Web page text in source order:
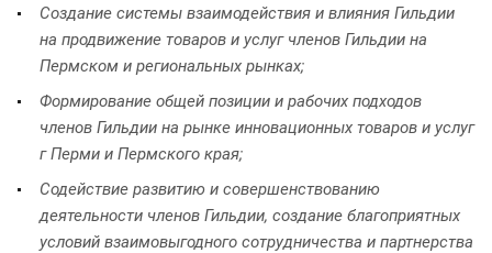
Создание системы взаимодействия и влияния Гильдии
на продвижение товаров и услуг членов Гильдии на
Пермском и региональных рынках;
Формирование общей позиции и рабочих подходов
членов Гильдии на рынке инновационных товаров и услуг
г Перми и Пермского края;
Содействие развитию и совершенствованию
деятельности членов Гильдии, создание благоприятных
условий взаимовыгодного сотрудничества и партнерства